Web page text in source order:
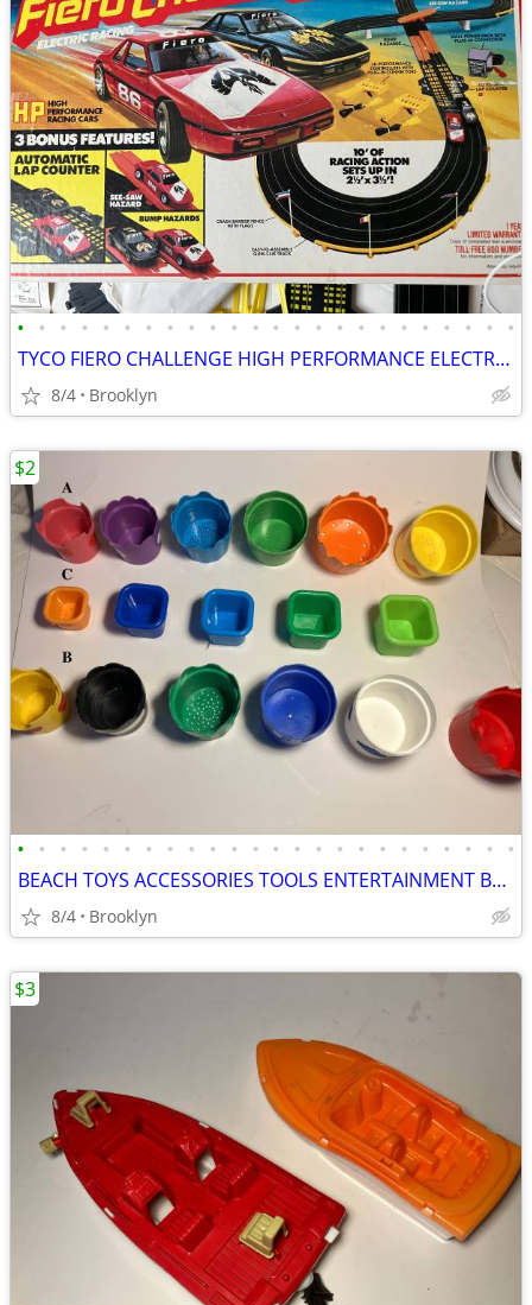
• • • • • • • • • • • • • • • • • • • • • • • •
TYCO FIERO CHALLENGE HIGH PERFORMANCE ELECTRIC SLOT CAR SET LAP COUNT
8/4 Brooklyn
• • • • • • • • • • • • • • • • • • • • • • • •
BEACH TOYS ACCESSORIES TOOLS ENTERTAINMENT BREAKAWAY KIDS OUTDOOR FUN
8/4 Brooklyn
$2
$3